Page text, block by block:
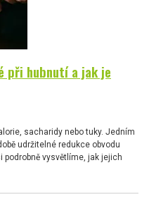
při hubnutí a jak je
sacharidy nebo tuky. Jedním
udržitelné redukce obvodu
podrobně vysvětlíme, jak jejich